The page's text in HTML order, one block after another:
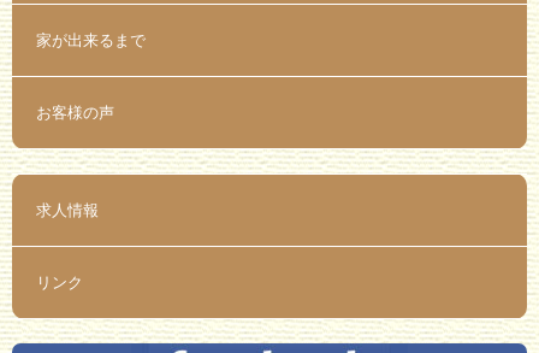
家が出来るまで
お客様の声
求人情報
リンク